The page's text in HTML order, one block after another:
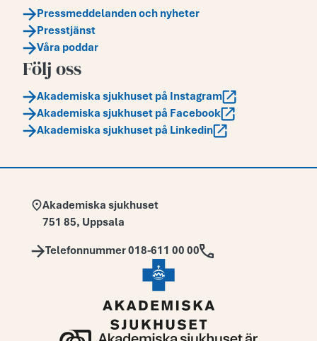
Pressmeddelanden och nyheter
Presstjänst
Våra poddar
Följ oss
Akademiska sjukhuset på Instagram
Akademiska sjukhuset på Facebook
Akademiska sjukhuset på Linkedin
Adress:
Akademiska sjukhuset
751 85, Uppsala
Telefon:
Telefonnummer 018-611 00 00